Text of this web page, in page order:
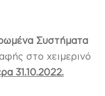
Συστήματα
στο χειμερινό
31.10.2022.